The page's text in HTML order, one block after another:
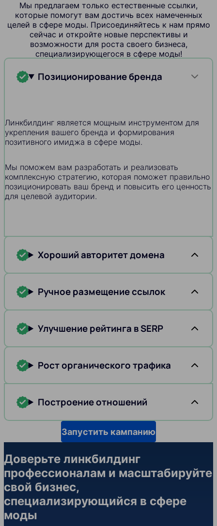
Мы предлагаем только естественные ссылки,
которые помогут вам достичь всех намеченных
целей в сфере моды. Присоединяйтесь к нам прямо
сейчас и откройте новые перспективы и
возможности для роста своего бизнеса,
специализирующегося в сфере моды!
Позиционирование бренда
Линкбилдинг является мощным инструментом для
укрепления вашего бренда и формирования
позитивного имиджа в сфере моды.
Мы поможем вам разработать и реализовать
комплексную стратегию, которая поможет правильно
позиционировать ваш бренд и повысить его ценность
для целевой аудитории.
Хороший авторитет домена
Ручное размещение ссылок
Улучшение рейтинга в SERP
Рост органического трафика
Построение отношений
Запустить кампанию
Доверьте линкбилдинг
профессионалам и масштабируйте
свой бизнес,
специализирующийся в сфере
моды